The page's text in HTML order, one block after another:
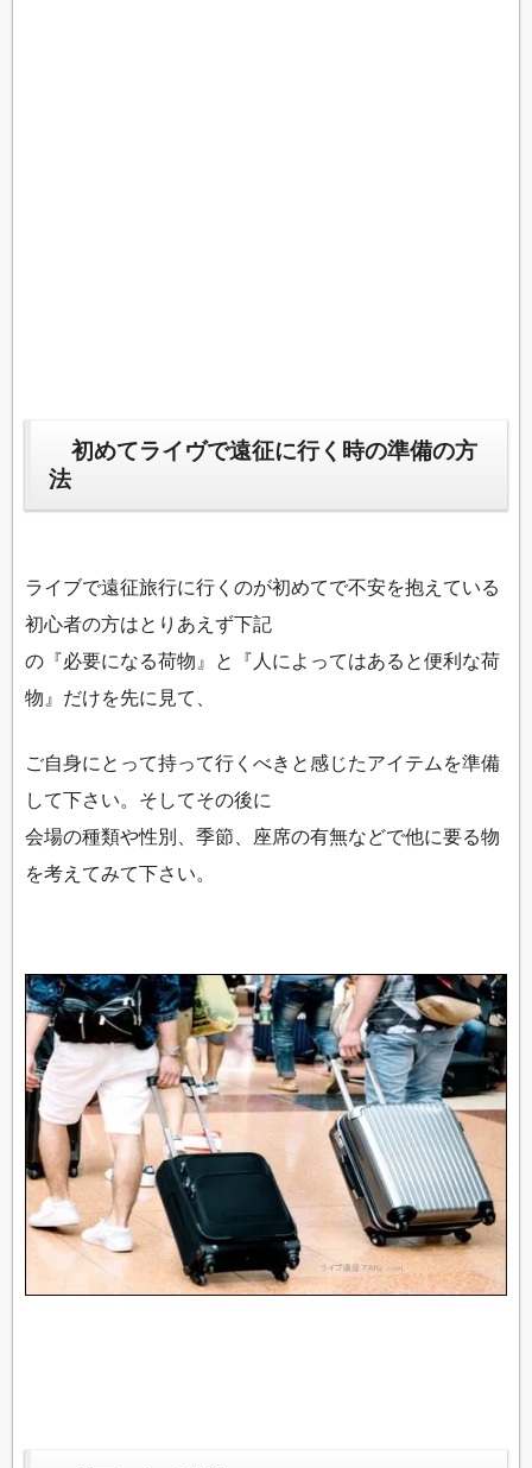
初めてライヴで遠征に行く時の準備の方
法
ライブで遠征旅行に行くのが初めてで不安を抱えている
初心者の方はとりあえず下記
の『必要になる荷物』と『人によってはあると便利な荷
物』だけを先に見て、
ご自身にとって持って行くべきと感じたアイテムを準備
して下さい。そしてその後に
会場の種類や性別、季節、座席の有無などで他に要る物
を考えてみて下さい。